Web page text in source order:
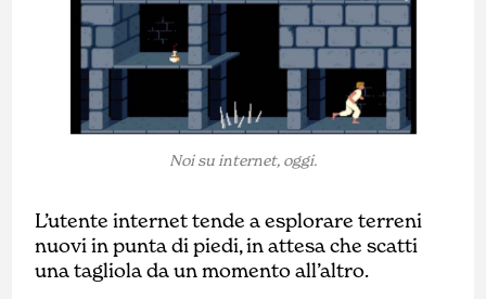
Noi su internet, oggi.
L’utente internet tende a esplorare terreni
nuovi in punta di piedi, in attesa che scatti
una tagliola da un momento all’altro.